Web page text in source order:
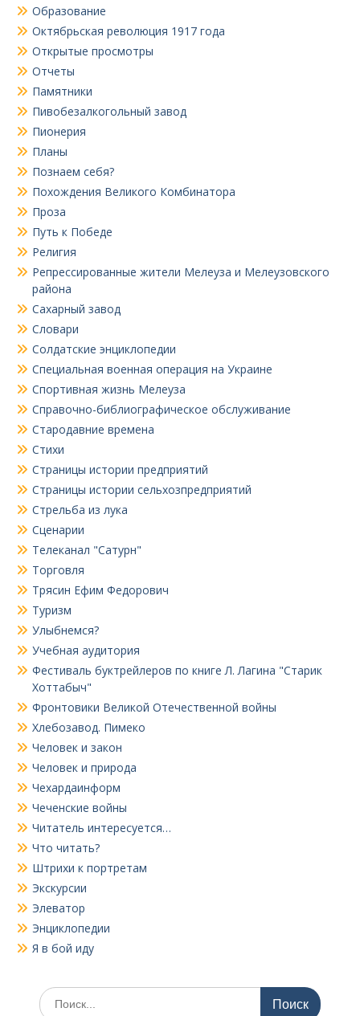
Образование
Октябрьская революция 1917 года
Открытые просмотры
Отчеты
Памятники
Пивобезалкогольный завод
Пионерия
Планы
Познаем себя?
Похождения Великого Комбинатора
Проза
Путь к Победе
Религия
Репрессированные жители Мелеуза и Мелеузовского
района
Сахарный завод
Словари
Солдатские энциклопедии
Специальная военная операция на Украине
Спортивная жизнь Мелеуза
Справочно-библиографическое обслуживание
Стародавние времена
Стихи
Страницы истории предприятий
Страницы истории сельхозпредприятий
Стрельба из лука
Сценарии
Телеканал "Сатурн"
Торговля
Трясин Ефим Федорович
Туризм
Улыбнемся?
Учебная аудитория
Фестиваль буктрейлеров по книге Л. Лагина "Старик
Хоттабыч"
Фронтовики Великой Отечественной войны
Хлебозавод. Пимеко
Человек и закон
Человек и природа
Чехардаинформ
Чеченские войны
Читатель интересуется…
Что читать?
Штрихи к портретам
Экскурсии
Элеватор
Энциклопедии
Я в бой иду
Поиск
по: